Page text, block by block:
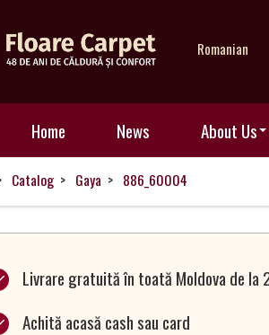
Romanian
Home News About Us
Catalog Gaya 886_60004
Livrare gratuită în toată Moldova de la
Achită acasă cash sau card